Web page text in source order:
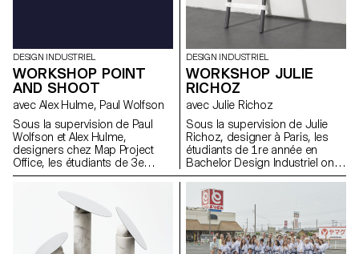
DESIGN INDUSTRIEL
WORKSHOP POINT
AND SHOOT
avec Alex Hulme, Paul Wolfson
Sous la supervision de Paul
Wolfson et Alex Hulme,
designers chez Map Project
Office, les étudiants de 3e
année en Bachelor Design
& Interaction Design ont conçu
des objets fonctionnant sur le
principe "viser et tirer". Ceux-ci
s'inspirent des opportunités
DESIGN INDUSTRIEL
WORKSHOP JULIE
RICHOZ
avec Julie Richoz
Sous la supervision de Julie
Richoz, designer à Paris, les
étudiants de 1re année en
Bachelor Design Industriel ont
eu à dessiner des echelles,
dans le cadre d'une semaine
d'atelier.